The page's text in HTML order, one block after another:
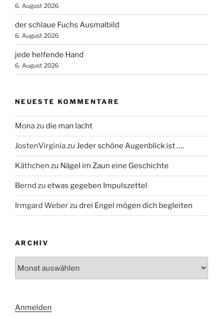
6. August 2026
der schlaue Fuchs Ausmalbild
6. August 2026
jede helfende Hand
6. August 2026
NEUESTE KOMMENTARE
Monazu die man lacht
JostenVirginiazu Jeder schöne Augenblick ist ….
Käthchen zu Nägel im Zaun eine Geschichte
Bernd zu etwas gegeben Impulszettel
Irmgard Weberzu drei Engel mögen dich begleiten
ARCHIV
Anmelden